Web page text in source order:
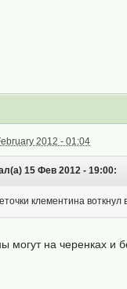
2012 - 01:04
15 Фев 2012 - 19:00:
клементина
могут на черенках и